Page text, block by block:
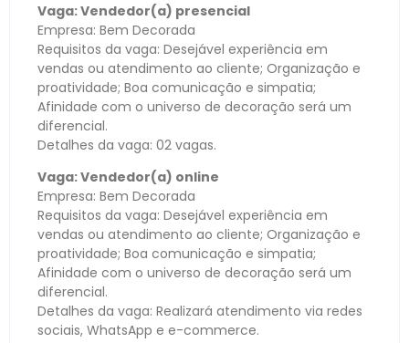
Vaga: Vendedor(a) presencial
Empresa: Bem Decorada
Requisitos da vaga: Desejável experiência em
vendas ou atendimento ao cliente; Organização e
proatividade; Boa comunicação e simpatia;
Afinidade com o universo de decoração será um
diferencial.
Detalhes da vaga: 02 vagas.
Vaga: Vendedor(a) online
Empresa: Bem Decorada
Requisitos da vaga: Desejável experiência em
vendas ou atendimento ao cliente; Organização e
proatividade; Boa comunicação e simpatia;
Afinidade com o universo de decoração será um
diferencial.
Detalhes da vaga: Realizará atendimento via redes
sociais, WhatsApp e e-commerce.